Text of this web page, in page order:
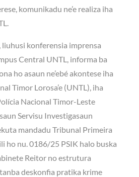
komunikadu ne’e realiza iha
konferensia imprensa
Central UNTL, informa ba
ho asaun ne’ebé akontese iha
Timor Lorosa’e (UNTL), iha
Nacional Timor-Leste
Servisu Investigasaun
mandadu Tribunal Primeira
ho nu. 0186/25 PSIK halo buska
Reitor no estrutura
deskonfia pratika krime